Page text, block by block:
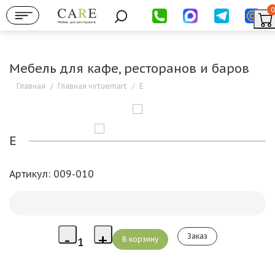
Мебель для ресторанов
0
Мебель для кафе, ресторанов и баров
Главная / Главная virtuemart / Е
Е
Артикул: 009-010
Заказ